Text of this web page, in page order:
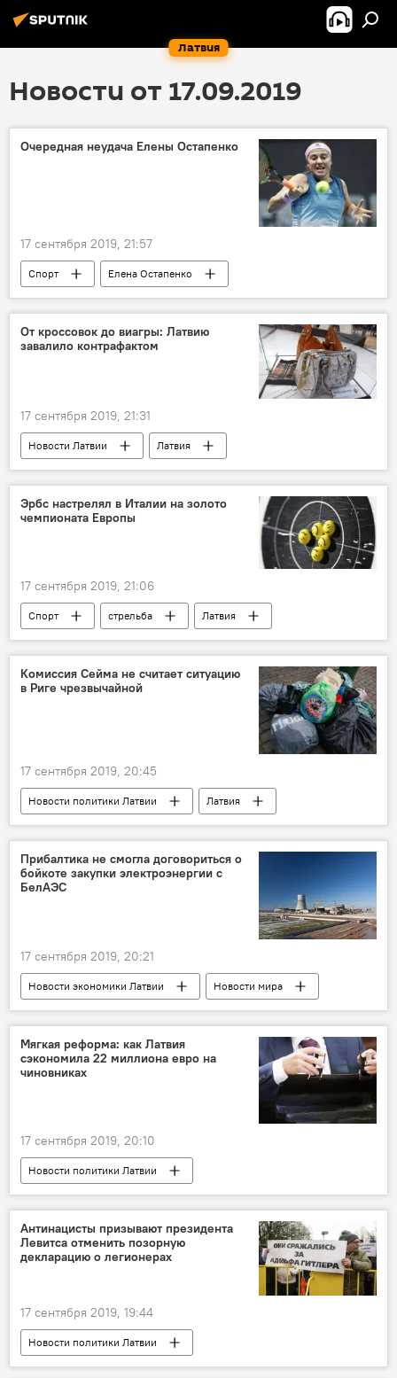
Латвия
Новости от 17.09.2019
Очередная неудача Елены Остапенко
17 сентября 2019, 21:57
Спорт
Елена Остапенко
теннисный турнир
теннисистка
От кроссовок до виагры: Латвию
завалило контрафактом
17 сентября 2019, 21:31
Новости Латвии
Латвия
контрафакт
бизнес
Служба госдоходов
Эрбс настрелял в Италии на золото
чемпионата Европы
17 сентября 2019, 21:06
Спорт стрельба Латвия
Комиссия Сейма не считает ситуацию
в Риге чрезвычайной
17 сентября 2019, 20:45
Новости политики Латвии
Латвия
Рига
Сейм
комиссия Сейма по народному хозяйству
Мусорный вопрос
Прибалтика не смогла договориться о
бойкоте закупки электроэнергии с
БелАЭС
17 сентября 2019, 20:21
Новости экономики Латвии
Новости мира
Новости Балтии
Литва
Мягкая реформа: как Латвия
сэкономила 22 миллиона евро на
чиновниках
17 сентября 2019, 20:10
Новости политики Латвии
Новости экономики Латвии
Латвия
Янис Цитсковскис
Госканцелярия
чиновники
Антинацисты призывают президента
Левитса отменить позорную
декларацию о легионерах
17 сентября 2019, 19:44
Новости политики Латвии
Латвийский антинацистский комитет